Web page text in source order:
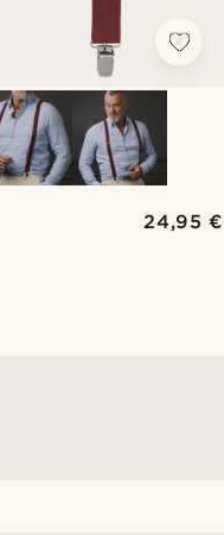
24,95 €